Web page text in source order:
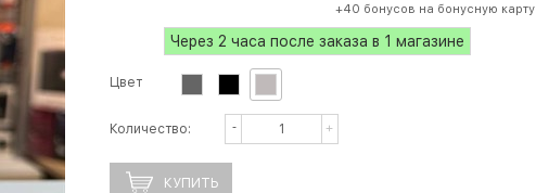
+40 бонусов на бонусную карту
Через 2 часа после заказа в 1 магазине
Цвет
Количество:
КУПИТЬ